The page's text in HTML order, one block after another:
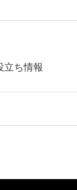
立ち情報